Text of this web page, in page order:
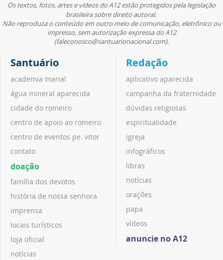
Os textos, fotos, artes e vídeos do A12 estão protegidos pela legislação
brasileira sobre direito autoral.
Não reproduza o conteúdo em outro meio de comunicação, eletrônico ou
impresso, sem autorização expressa do A12
(faleconosco@santuarionacional.com).
Santuário
academia marial
água mineral aparecida
cidade do romeiro
centro de apoio ao romeiro
centro de eventos pe. vitor
contato
doação
família dos devotos
história de nossa senhora
imprensa
locais turísticos
loja oficial
notícias
Redação
aplicativo aparecida
campanha da fraternidade
dúvidas religiosas
espiritualidade
igreja
infográficos
libras
notícias
orações
papa
vídeos
anuncie no A12